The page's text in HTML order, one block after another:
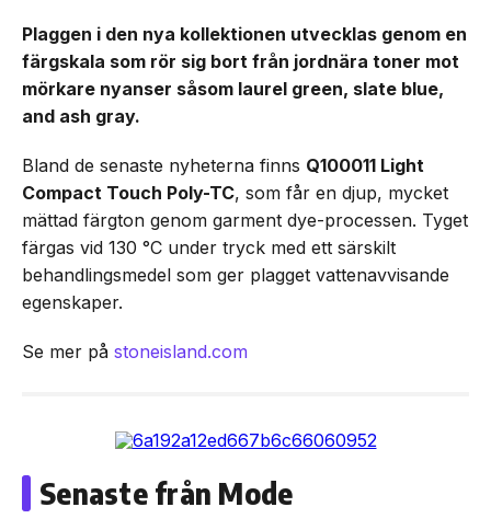
Plaggen i den nya kollektionen utvecklas genom en
färgskala som rör sig bort från jordnära toner mot
mörkare nyanser såsom laurel green, slate blue,
and ash gray.
Bland de senaste nyheterna finns Q100011 Light
Compact Touch Poly-TC, som får en djup, mycket
mättad färgton genom garment dye-processen. Tyget
färgas vid 130 °C under tryck med ett särskilt
behandlingsmedel som ger plagget vattenavvisande
egenskaper.
Se mer på stoneisland.com
Senaste från Mode